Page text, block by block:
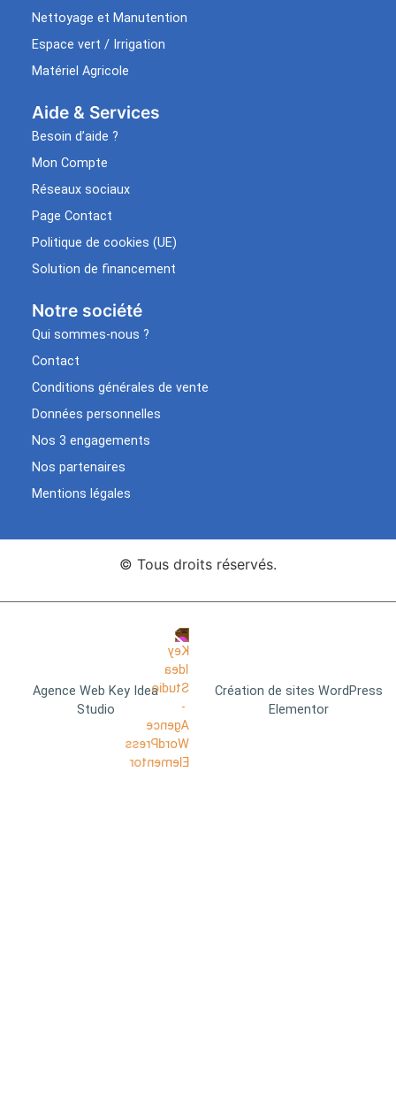
Nettoyage et Manutention
Espace vert / Irrigation
Matériel Agricole
Aide & Services​
Besoin d’aide ?
Mon Compte
Réseaux sociaux
Page Contact
Politique de cookies (UE)
Solution de financement
Notre société
Qui sommes-nous ?
Contact
Conditions générales de vente
Données personnelles
Nos 3 engagements
Nos partenaires
Mentions légales
© Tous droits réservés.
Agence Web Key Idea
Studio
Création de sites WordPress
Elementor